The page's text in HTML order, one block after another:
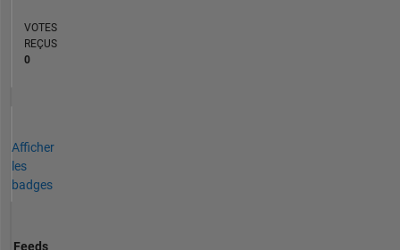
VOTES
REÇUS
0
Afficher
les
badges
Feeds